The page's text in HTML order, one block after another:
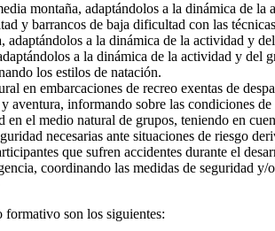
montaña, adaptándolos a la dinámica de la
y barrancos de baja dificultad con las
a la dinámica de la actividad y
a la dinámica de la actividad y del
los estilos de natación.
en embarcaciones de recreo exentas de
aventura, informando sobre las condiciones
el medio natural de grupos, teniendo en
necesarias ante situaciones de riesgo
que sufren accidentes durante el
coordinando las medidas de seguridad
formativo son los siguientes: